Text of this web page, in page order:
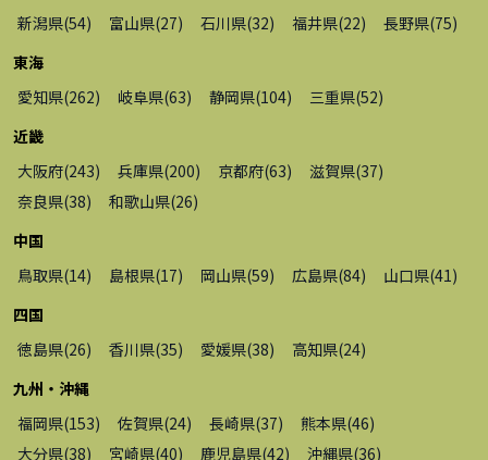
新潟県(54) 富山県(27) 石川県(32) 福井県(22) 長野県(75)
東海
愛知県(262) 岐阜県(63) 静岡県(104) 三重県(52)
近畿
大阪府(243) 兵庫県(200) 京都府(63) 滋賀県(37)
奈良県(38) 和歌山県(26)
中国
鳥取県(14) 島根県(17) 岡山県(59) 広島県(84) 山口県(41 )
四国
徳島県(26) 香川県(35) 愛媛県(38) 高知県(24)
九州・沖縄
福岡県(153) 佐賀県(24) 長崎県(37) 熊本県(46)
大分県(38) 宮崎県(40) 鹿児島県(42) 沖縄県(36)